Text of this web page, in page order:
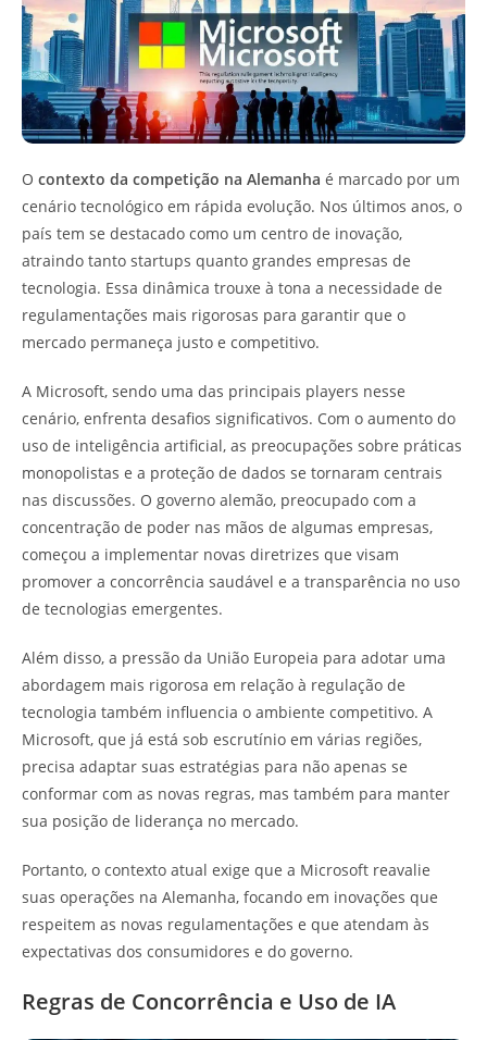
O contexto da competição na Alemanha é marcado por um
cenário tecnológico em rápida evolução. Nos últimos anos, o
país tem se destacado como um centro de inovação,
atraindo tanto startups quanto grandes empresas de
tecnologia. Essa dinâmica trouxe à tona a necessidade de
regulamentações mais rigorosas para garantir que o
mercado permaneça justo e competitivo.
A Microsoft, sendo uma das principais players nesse
cenário, enfrenta desafios significativos. Com o aumento do
uso de inteligência artificial, as preocupações sobre práticas
monopolistas e a proteção de dados se tornaram centrais
nas discussões. O governo alemão, preocupado com a
concentração de poder nas mãos de algumas empresas,
começou a implementar novas diretrizes que visam
promover a concorrência saudável e a transparência no uso
de tecnologias emergentes.
Além disso, a pressão da União Europeia para adotar uma
abordagem mais rigorosa em relação à regulação de
tecnologia também influencia o ambiente competitivo. A
Microsoft, que já está sob escrutínio em várias regiões,
precisa adaptar suas estratégias para não apenas se
conformar com as novas regras, mas também para manter
sua posição de liderança no mercado.
Portanto, o contexto atual exige que a Microsoft reavalie
suas operações na Alemanha, focando em inovações que
respeitem as novas regulamentações e que atendam às
expectativas dos consumidores e do governo.
Regras de Concorrência e Uso de IA